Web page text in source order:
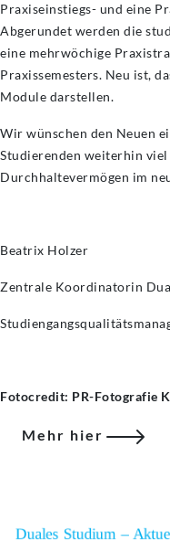
Praxiseinstiegs- und eine
Abgerundet werden die
eine mehrwöchige
Praxissemesters. Neu ist,
Module darstellen.
Wir wünschen den Neuen
Studierenden weiterhin
Durchhaltevermögen im
Beatrix Holzer
Zentrale Koordinatorin
Fotocredit: PR-Fotografie
Mehr hier